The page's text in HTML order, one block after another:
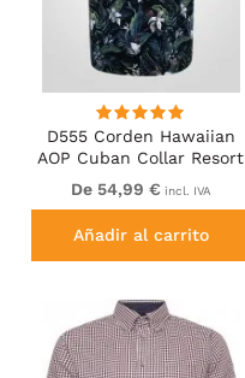
D555 Corden Hawaiian
AOP Cuban Collar Resort
Short Sleeve Navy
De 54,99 € incl. IVA
Añadir al carrito